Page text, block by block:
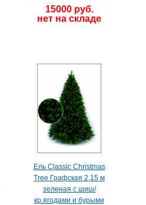
15000 руб.
нет на складе
Ель Classic Christmas
Tree Графская 2,15 м
зеленая с шиш/
кр.ягодами и бурыми